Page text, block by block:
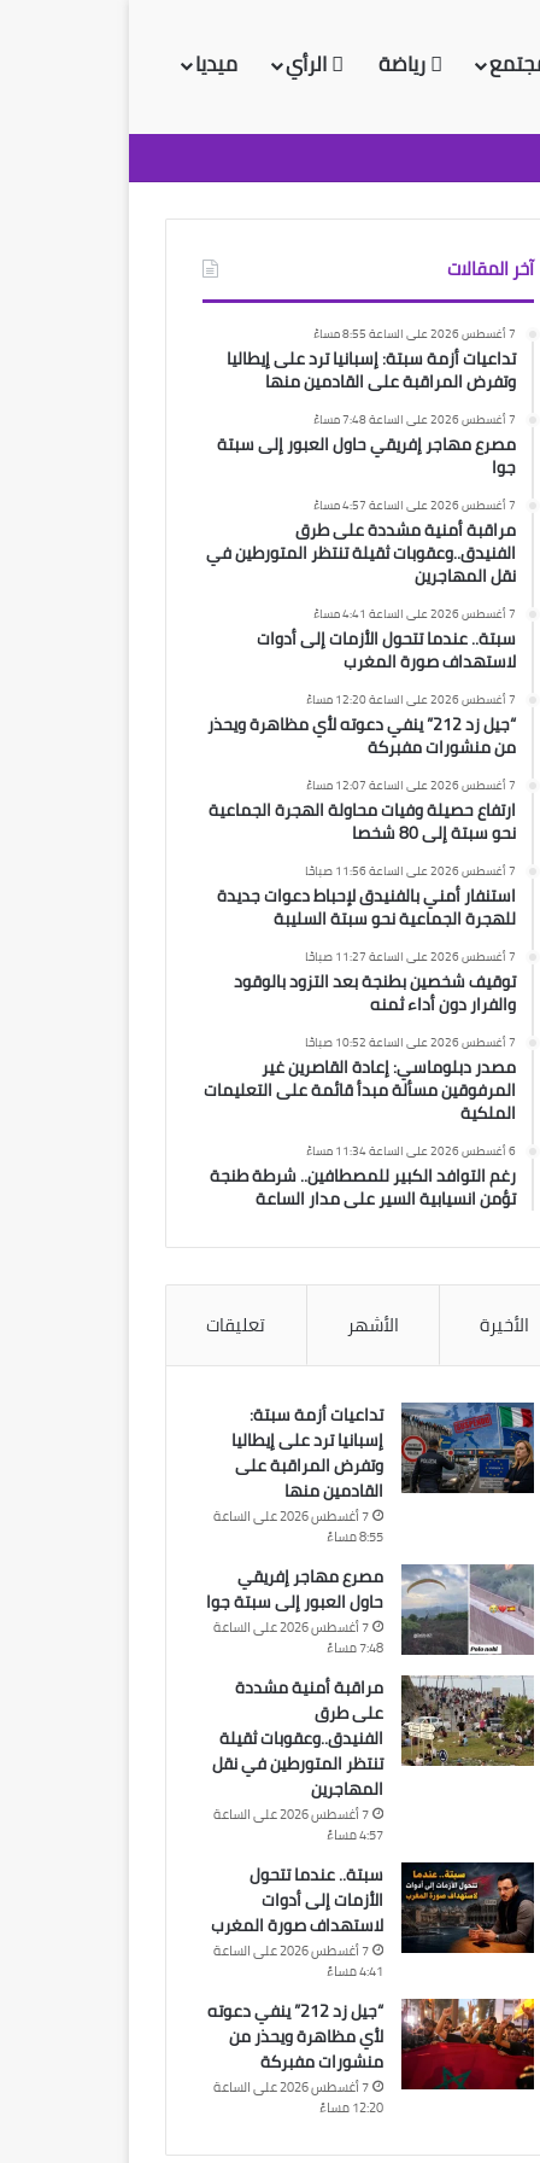
رياضة الرأي ميديا
آخر المقالات
7 أغسطس 2026 على الساعة 8:55 مساءً
تداعيات أزمة سبتة: إسبانيا ترد على إيطاليا
وتفرض المراقبة على القادمين منها
7 أغسطس 2026 على الساعة 7:48 مساءً
مصرع مهاجر إفريقي حاول العبور إلى سبتة
جوا
7 أغسطس 2026 على الساعة 4:57 مساءً
مراقبة أمنية مشددة على طرق
الفنيدق..وعقوبات ثقيلة تنتظر المتورطين في
نقل المهاجرين
7 أغسطس 2026 على الساعة 4:41 مساءً
سبتة.. عندما تتحول الأزمات إلى أدوات
لاستهداف صورة المغرب
7 أغسطس 2026 على الساعة 12:20 مساءً
“جيل زد 212” ينفي دعوته لأي مظاهرة ويحذر
من منشورات مفبركة
7 أغسطس 2026 على الساعة 12:07 مساءً
ارتفاع حصيلة وفيات محاولة الهجرة الجماعية
نحو سبتة إلى 80 شخصا
7 أغسطس 2026 على الساعة 11:56 صباحًا
استنفار أمني بالفنيدق لإحباط دعوات جديدة
للهجرة الجماعية نحو سبتة السليبة
7 أغسطس 2026 على الساعة 11:27 صباحًا
توقيف شخصين بطنجة بعد التزود بالوقود
والفرار دون أداء ثمنه
7 أغسطس 2026 على الساعة 10:52 صباحًا
مصدر دبلوماسي: إعادة القاصرين غير
المرفوقين مسألة مبدأ قائمة على التعليمات
الملكية
6 أغسطس 2026 على الساعة 11:34 مساءً
رغم التوافد الكبير للمصطافين.. شرطة طنجة
تؤمن انسيابية السير على مدار الساعة
الأخيرة الأشهر تعليقات
تداعيات أزمة سبتة:
إسبانيا ترد على إيطاليا
وتفرض المراقبة على
القادمين منها
7 أغسطس 2026 على الساعة
8:55 مساءً
مصرع مهاجر إفريقي
حاول العبور إلى سبتة جوا
7 أغسطس 2026 على الساعة
7:48 مساءً
مراقبة أمنية مشددة
على طرق
الفنيدق..وعقوبات ثقيلة
تنتظر المتورطين في نقل
المهاجرين
7 أغسطس 2026 على الساعة
4:57 مساءً
سبتة.. عندما تتحول
الأزمات إلى أدوات
لاستهداف صورة المغرب
7 أغسطس 2026 على الساعة
4:41 مساءً
“جيل زد 212” ينفي دعوته
لأي مظاهرة ويحذر من
منشورات مفبركة
7 أغسطس 2026 على الساعة
12:20 مساءً